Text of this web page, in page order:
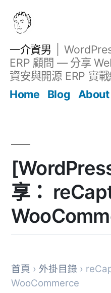
一介資男
ERP 顧問 — 分享
資安與開源 ERP 實
Home
Blog About
享：
首頁 › 外掛目錄 ›
WooCommerce
文章